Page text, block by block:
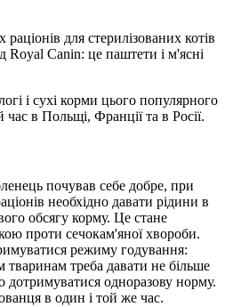
для стерилізованих котів
Royal Canin: це паштети і м'ясні
і сухі корми цього популярного
в Польщі, Франції та в Росії.
почував себе добре, при
необхідно давати рідини в
обсягу корму. Це стане
проти сечокам'яної хвороби.
режиму годування:
тваринам треба давати не більше
дотримуватися одноразову норму.
в один і той же час.